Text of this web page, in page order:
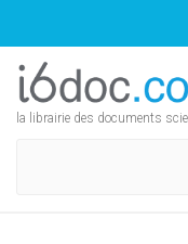
la librairie des documents